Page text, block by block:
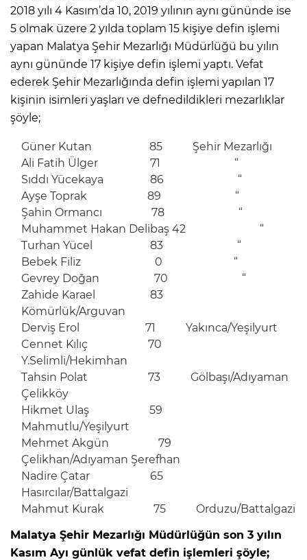
2018 yılı 4 Kasım’da 10, 2019 yılının aynı gününde ise
5 olmak üzere 2 yılda toplam 15 kişiye defin işlemi
yapan Malatya Şehir Mezarlığı Müdürlüğü bu yılın
aynı gününde 17 kişiye defin işlemi yaptı. Vefat
ederek Şehir Mezarlığında defin işlemi yapılan 17
kişinin isimleri yaşları ve defnedildikleri mezarlıklar
şöyle;
Güner Kutan 85 Şehir Mezarlığı
Ali Fatih Ülger 71 “
Sıddı Yücekaya 86 “
Ayşe Toprak 89 “
Şahin Ormancı 78 “
Muhammet Hakan Delibaş 42 “
Turhan Yücel 83 “
Bebek Filiz 0 “
Gevrey Doğan 70 “
Zahide Karael 83
Kömürlük/Arguvan
Derviş Erol 71 Yakınca/Yeşilyurt
Cennet Kılıç 70
Y.Selimli/Hekimhan
Tahsin Polat 73 Gölbaşı/Adıyaman
Çelikköy
Hikmet Ulaş 59
Mahmutlu/Yeşilyurt
Mehmet Akgün 79
Çelikhan/Adıyaman Şerefhan
Nadire Çatar 65
Hasırcılar/Battalgazi
Mahmut Kurak 75 Orduzu/Battalgazi
Malatya Şehir Mezarlığı Müdürlüğün son 3 yılın
Kasım Ayı günlük vefat defin işlemleri şöyle;